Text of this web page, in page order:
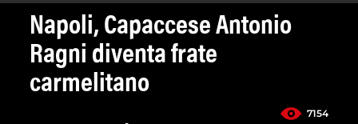
Napoli, Capaccese Antonio
Ragni diventa frate
carmelitano
7154